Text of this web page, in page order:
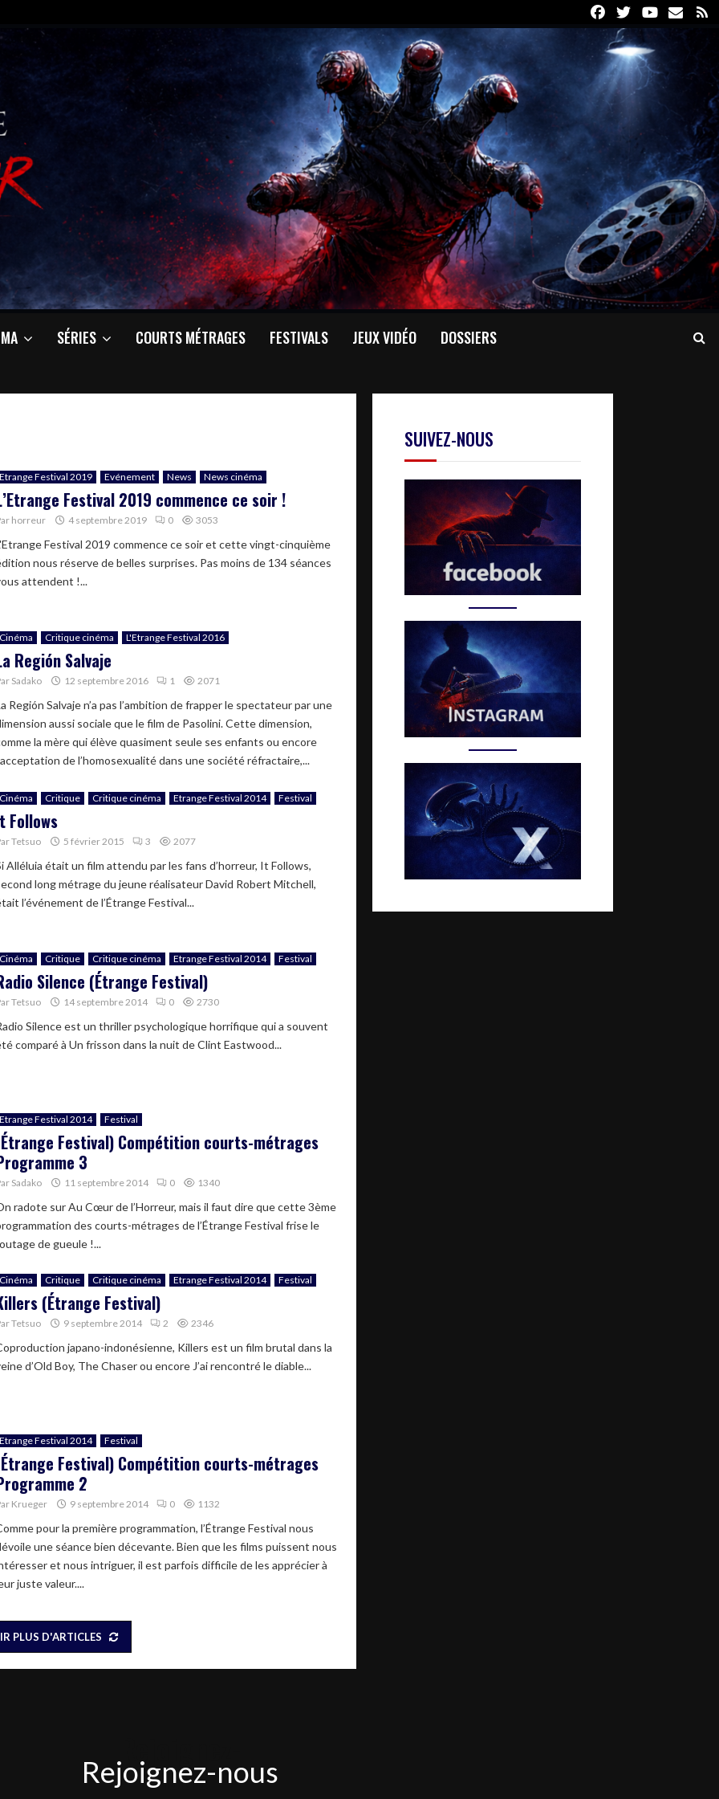
FacebookTwitterYoutube
Email
SÉRIES COURTS MÉTRAGES FESTIVALS JEUX VIDÉO DOSSIERS
Etrange Festival 2019 Evénement News News cinéma
Festival 2019 commence ce soir !
horreur 4 septembre 2019 0 3053
Festival 2019 commence ce soir et cette vingt-cinquième
nous réserve de belles surprises. Pas moins de 134 séances
attendent !...
Cinéma Critique cinéma L'Etrange Festival 2016
Región Salvaje
Sadako 12 septembre 2016 1 2071
Región Salvaje n’a pas l’ambition de frapper le spectateur par une
aussi sociale que le film de Pasolini. Cette dimension,
la mère qui élève quasiment seule ses enfants ou encore
de l’homosexualité dans une société réfractaire,...
Cinéma Critique Critique cinéma Etrange Festival 2014 Festival
Follows
Tetsuo 5 février 2015 3 2077
Alléluia était un film attendu par les fans d’horreur, It Follows,
long métrage du jeune réalisateur David Robert Mitchell,
l’événement de l’Étrange Festival...
Cinéma Critique Critique cinéma Etrange Festival 2014 Festival
Silence (Étrange Festival)
Tetsuo 14 septembre 2014 0 2730
Silence est un thriller psychologique horrifique qui a souvent
comparé à Un frisson dans la nuit de Clint Eastwood...
Etrange Festival 2014 Festival
Festival) Compétition courts-métrages
3
Sadako 11 septembre 2014 0 1340
radote sur Au Cœur de l’Horreur, mais il faut dire que cette 3ème
des courts-métrages de l’Étrange Festival frise le
de gueule !...
Cinéma Critique Critique cinéma Etrange Festival 2014 Festival
(Étrange Festival)
Tetsuo 9 septembre 2014 2 2346
japano-indonésienne, Killers est un film brutal dans la
d’Old Boy, The Chaser ou encore J’ai rencontré le diable...
Etrange Festival 2014 Festival
Festival) Compétition courts-métrages
2
Krueger 9 septembre 2014 0 1132
pour la première programmation, l’Étrange Festival nous
une séance bien décevante. Bien que les films puissent nous
et nous intriguer, il est parfois difficile de les apprécier à
juste valeur....
PLUS D'ARTICLES
SUIVEZ-NOUS
nous
Rejoignez-nous